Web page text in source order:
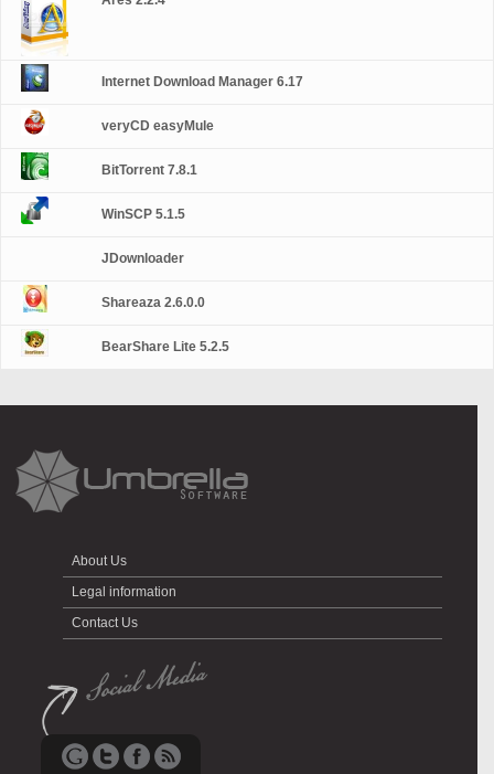
Internet Download Manager 6.17
veryCD easyMule
BitTorrent 7.8.1
WinSCP 5.1.5
JDownloader
Shareaza 2.6.0.0
BearShare Lite 5.2.5
About Us
Legal information
Contact Us